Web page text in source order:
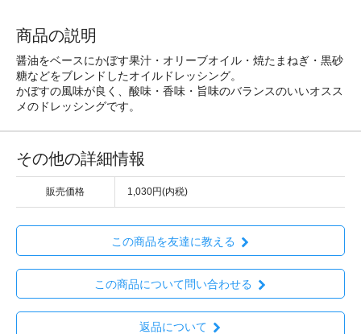
商品の説明
醤油をベースにかぼす果汁・オリーブオイル・焼たまねぎ・黒砂
糖などをブレンドしたオイルドレッシング。
かぼすの風味が良く、酸味・香味・旨味のバランスのいいオスス
メのドレッシングです。
その他の詳細情報
販売価格 1,030円(内税)
この商品を友達に教える
この商品について問い合わせる
返品について